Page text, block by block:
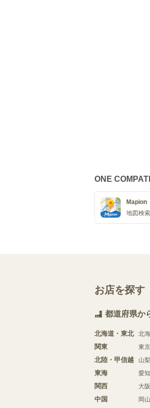
ONE
Mapion
地図検
お店を探す
都道府県か
北海道・東北 北
関東 東
北陸・甲信越 山
東海 愛
関西 大
中国 岡